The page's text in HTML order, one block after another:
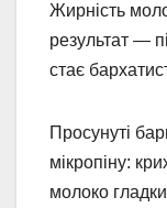
Жирність
результат —
стає
Просунуті
мікропіну:
молоко